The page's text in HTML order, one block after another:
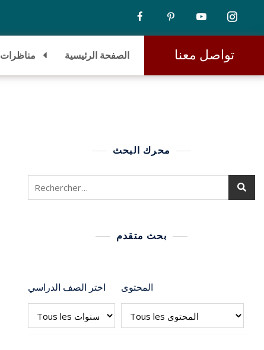
مناظرات الصفحة الرئيسية تواصل معنا
محرك البحث
بحث متقدم
اختر الصف الدراسي المحتوى